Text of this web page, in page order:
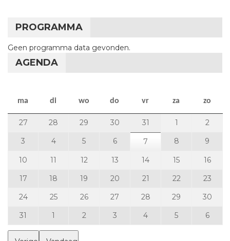
PROGRAMMA
Geen programma data gevonden.
AGENDA
ma maandag
didinsdag
wowoensdag
do donderdag
vrvrijdag
za zaterdag
zo
2727 juli 2026
28 28 juli 2026
29 29 juli 2026
3030 juli 2026
31 31 juli 2026
1 1 augustus
22
3 3 augustus 2026
44 augustus 2026
55 augustus 2026
66 augustus 2026
7 7 augustus 2026
88 augustus
9
10 10 augustus 2026
11 11 augustus 2026
1212 augustus 2026
1313 augustus 2026
1414 augustus 2026
1515 augustus
1616
1717 augustus 2026
18 18 augustus 2026
19 19 augustus 2026
2020 augustus 2026
21 21 augustus 2026
2222 augustus
2323
2424 augustus 2026
2525 augustus 2026
2626 augustus 2026
27 27 augustus 2026
2828 augustus 2026
29 29 augustus
3030
31 31 augustus 2026
1 1 september 2026
22 september 2026
33 september 2026
44 september 2026
55 september
66